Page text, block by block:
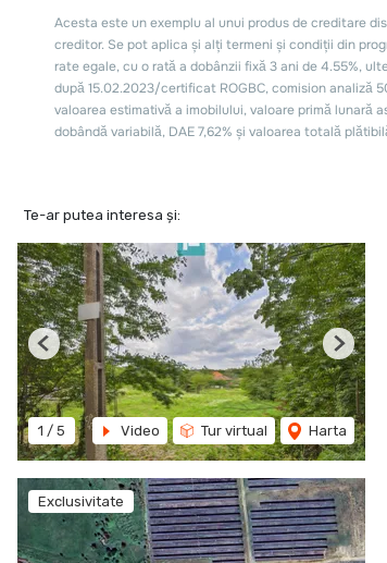
Te-ar putea interesa și:
1 / 5 Video Tur virtual Harta
Previous Next
Exclusivitate